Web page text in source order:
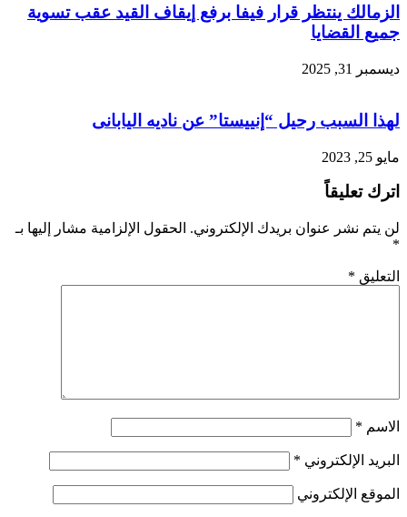
الزمالك ينتظر قرار فيفا برفع إيقاف القيد عقب تسوية
جميع القضايا
ديسمبر 31, 2025
لهذا السبب رحيل “إنييستا” عن ناديه اليابانى
مايو 25, 2023
اترك تعليقاً
لن يتم نشر عنوان بريدك الإلكتروني. الحقول الإلزامية مشار إليها بـ
*
التعليق *
الاسم *
البريد الإلكتروني *
الموقع الإلكتروني